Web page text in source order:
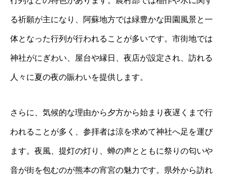
る祈願が主になり、阿蘇地方では緑豊かな田園風景と一
体となった行列が行われることが多いです。市街地では
神社がにぎわい、屋台や縁日、夜店が設定され、訪れる
人々に夏の夜の賑わいを提供します。
さらに、気候的な理由から夕方から始まり夜遅くまで行
われることが多く、参拝者は涼を求めて神社へ足を運び
ます。夜風、提灯の灯り、蝉の声とともに祭りの匂いや
音が街を包むのが熊本の宵宮の魅力です。県外から訪れ